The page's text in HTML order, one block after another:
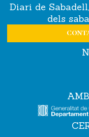
Diari de
dels